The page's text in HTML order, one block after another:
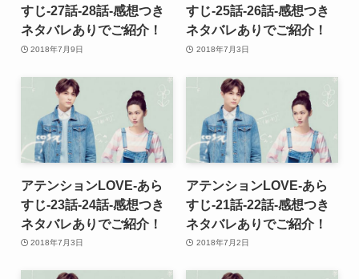
すじ-27話-28話-感想つき
ネタバレありでご紹介！
2018年7月9日
すじ-25話-26話-感想つき
ネタバレありでご紹介！
2018年7月3日
アテンションLOVE-あら
すじ-23話-24話-感想つき
ネタバレありでご紹介！
2018年7月3日
アテンションLOVE-あら
すじ-21話-22話-感想つき
ネタバレありでご紹介！
2018年7月2日